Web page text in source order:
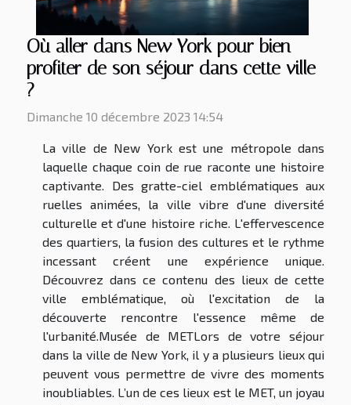
Où aller dans New York pour bien
profiter de son séjour dans cette ville
?
Dimanche 10 décembre 2023 14:54
La ville de New York est une métropole dans
laquelle chaque coin de rue raconte une histoire
captivante. Des gratte-ciel emblématiques aux
ruelles animées, la ville vibre d'une diversité
culturelle et d'une histoire riche. L'effervescence
des quartiers, la fusion des cultures et le rythme
incessant créent une expérience unique.
Découvrez dans ce contenu des lieux de cette
ville emblématique, où l'excitation de la
découverte rencontre l'essence même de
l'urbanité.Musée de METLors de votre séjour
dans la ville de New York, il y a plusieurs lieux qui
peuvent vous permettre de vivre des moments
inoubliables. L’un de ces lieux est le MET, un joyau